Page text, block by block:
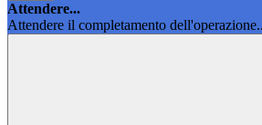
Attendere...
Attendere il completamento